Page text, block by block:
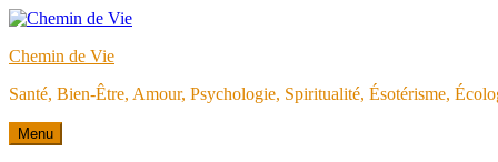
Aller
contenu
Chemin de Vie
Santé, Bien-Être, Amour, Psychologie, Spiritualité, Ésotérisme,
Menu